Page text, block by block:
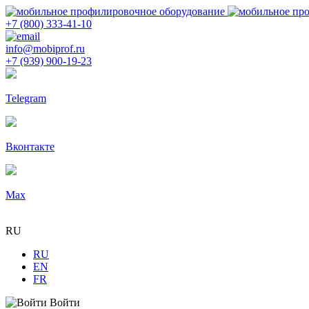
+7 (800) 333-41-10
info@mobiprof.ru
+7 (939) 900-19-23
Telegram
Вконтакте
Max
RU
RU
EN
FR
Войти